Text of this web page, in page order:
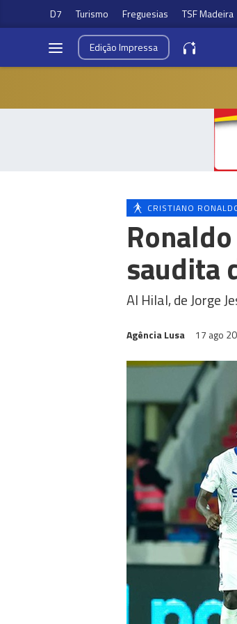
D7 Turismo Freguesias TSF Madeira
EdiçãoImpressa
CRISTIANO
saudita
Al Hilal, de Jorge
Agência Lusa 17 ago